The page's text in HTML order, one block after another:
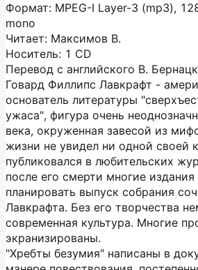
Формат: MPEG-I Layer-3 (mp3),
mono
Читает: Максимов В.
Носитель: 1 CD
Перевод с английского В.
Говард Филлипс Лавкрафт -
основатель литературы
ужаса", фигура очень
века, окруженная завесой из
жизни не увидел ни одной своей
публиковался в любительских
после его смерти многие издания
планировать выпуск собрания
Лавкрафта. Без его творчества
современная культура. Многие
экранизированы.
"Хребты безумия" написаны в